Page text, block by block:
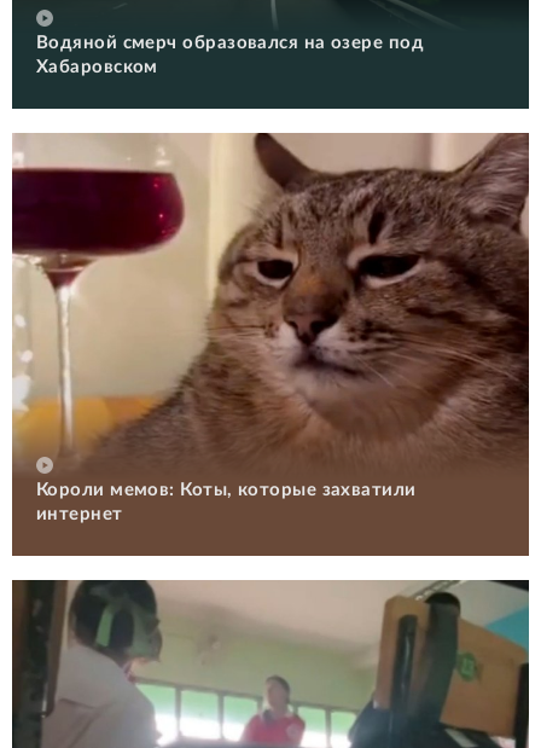
Водяной смерч образовался на озере под
Хабаровском
Короли мемов: Коты, которые захватили
интернет